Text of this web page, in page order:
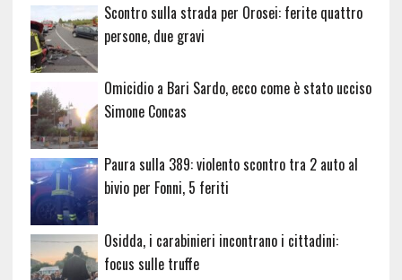
Scontro sulla strada per Orosei: ferite quattro
persone, due gravi
Omicidio a Bari Sardo, ecco come è stato ucciso
Simone Concas
Paura sulla 389: violento scontro tra 2 auto al
bivio per Fonni, 5 feriti
Osidda, i carabinieri incontrano i cittadini:
focus sulle truffe